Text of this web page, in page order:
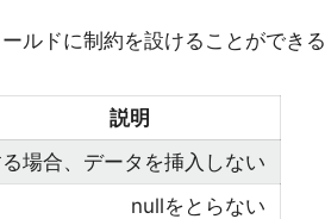
ルドに制約を設けることができる
説明
場合、データを挿入しない
nullをとらない